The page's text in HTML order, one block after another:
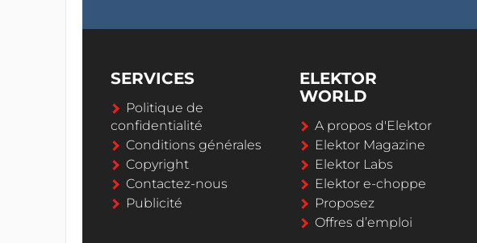
SERVICES
Politique de
confidentialité
Conditions générales
Copyright
Contactez-nous
Publicité
ELEKTOR
WORLD
A propos d'Elektor
Elektor Magazine
Elektor Labs
Elektor e-choppe
Proposez
Offres d’emploi